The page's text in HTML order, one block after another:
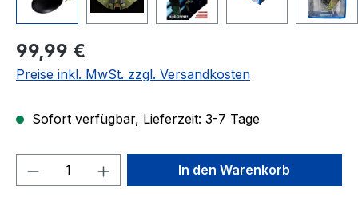
Regulärer Preis:
99,99 €
Preise inkl. MwSt. zzgl. Versandkosten
Sofort verfügbar, Lieferzeit: 3-7 Tage
Produkt Anzahl: Gib denIn den Warenkorb